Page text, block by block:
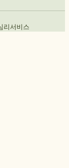
리서비스